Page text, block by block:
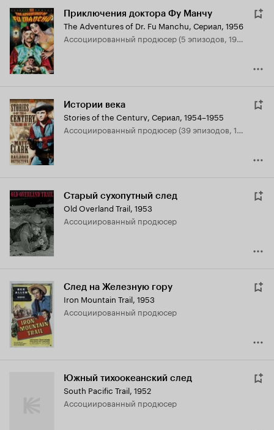
Приключения доктора Фу Манчу
The Adventures of Dr. Fu Manchu, Сериал, 1956
ассоциированный продюсер (5 эпизодов, 1956)
Истории века
Stories of the Century, Сериал, 1954–1955
ассоциированный продюсер (39 эпизодов, 1954-1955)
Старый сухопутный след
Old Overland Trail, 1953
ассоциированный продюсер
След на Железную гору
Iron Mountain Trail, 1953
ассоциированный продюсер
Южный тихоокеанский след
South Pacific Trail, 1952
ассоциированный продюсер